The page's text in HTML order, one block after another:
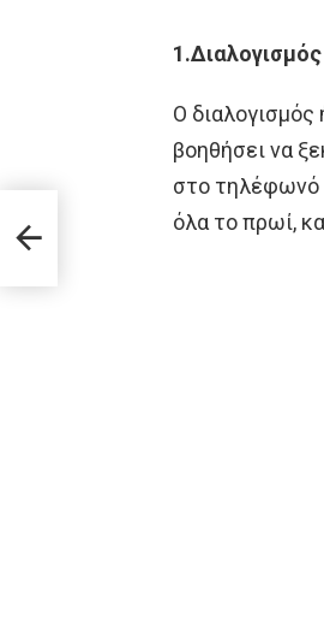
1.Διαλογισμός
Ο
βοηθήσει να
στο τηλέφωνό
όλα το πρωί,